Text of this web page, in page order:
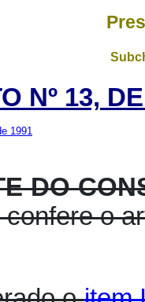
Nº 13,
1991
DO
o